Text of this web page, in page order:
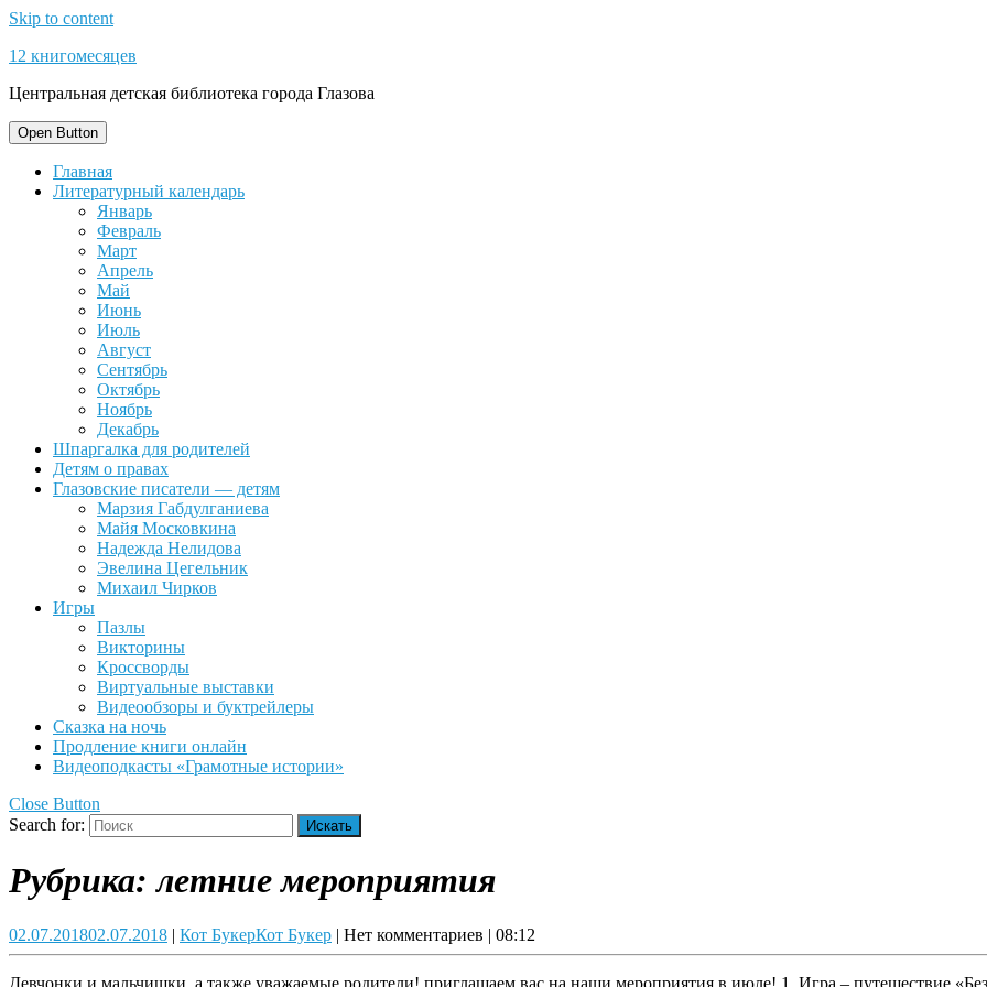
Skip to content
12 книгомесяцев
Центральная детская библиотека города Глазова
Open Button
Главная
Литературный календарь
Январь
Февраль
Март
Апрель
Май
Июнь
Июль
Август
Сентябрь
Октябрь
Ноябрь
Декабрь
Шпаргалка для родителей
Детям о правах
Глазовские писатели — детям
Марзия Габдулганиева
Майя Московкина
Надежда Нелидова
Эвелина Цегельник
Михаил Чирков
Игры
Пазлы
Викторины
Кроссворды
Виртуальные выставки
Видеообзоры и буктрейлеры
Сказка на ночь
Продление книги онлайн
Видеоподкасты «Грамотные истории»
Close Button
Search for:
Рубрика:летние мероприятия
02.07.201802.07.2018 | Кот БукерКот Букер | Нет комментариев | 08:12
Девчонки и мальчишки, а также уважаемые родители! приглашаем вас на наши мероприятия в июле! 1. Игра – путешествие